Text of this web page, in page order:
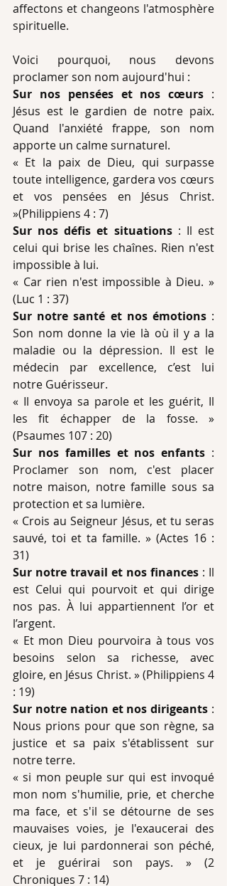
affectons et changeons l'atmosphère
spirituelle.
Voici pourquoi, nous devons
proclamer son nom aujourd'hui :
Sur nos pensées et nos cœurs :
Jésus est le gardien de notre paix.
Quand l'anxiété frappe, son nom
apporte un calme surnaturel.
« Et la paix de Dieu, qui surpasse
toute intelligence, gardera vos cœurs
et vos pensées en Jésus Christ.
»(Philippiens 4 : 7)
Sur nos défis et situations : Il est
celui qui brise les chaînes. Rien n'est
impossible à lui.
« Car rien n'est impossible à Dieu. »
(Luc 1 : 37)
Sur notre santé et nos émotions :
Son nom donne la vie là où il y a la
maladie ou la dépression. Il est le
médecin par excellence, c’est lui
notre Guérisseur.
« Il envoya sa parole et les guérit, Il
les fit échapper de la fosse. »
(Psaumes 107 : 20)
Sur nos familles et nos enfants :
Proclamer son nom, c'est placer
notre maison, notre famille sous sa
protection et sa lumière.
« Crois au Seigneur Jésus, et tu seras
sauvé, toi et ta famille. » (Actes 16 :
31)
Sur notre travail et nos finances : Il
est Celui qui pourvoit et qui dirige
nos pas. À lui appartiennent l’or et
l’argent.
« Et mon Dieu pourvoira à tous vos
besoins selon sa richesse, avec
gloire, en Jésus Christ. » (Philippiens 4
: 19)
Sur notre nation et nos dirigeants :
Nous prions pour que son règne, sa
justice et sa paix s'établissent sur
notre terre.
« si mon peuple sur qui est invoqué
mon nom s'humilie, prie, et cherche
ma face, et s'il se détourne de ses
mauvaises voies, je l'exaucerai des
cieux, je lui pardonnerai son péché,
et je guérirai son pays. » (2
Chroniques 7 : 14)